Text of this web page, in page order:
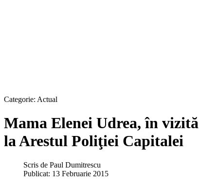
Categorie: Actual
Mama Elenei Udrea, în vizită
la Arestul Poliţiei Capitalei
Scris de Paul Dumitrescu
Publicat: 13 Februarie 2015